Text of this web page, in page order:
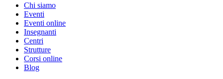
Chi siamo
Eventi
Eventi online
Insegnanti
Centri
Strutture
Corsi online
Blog